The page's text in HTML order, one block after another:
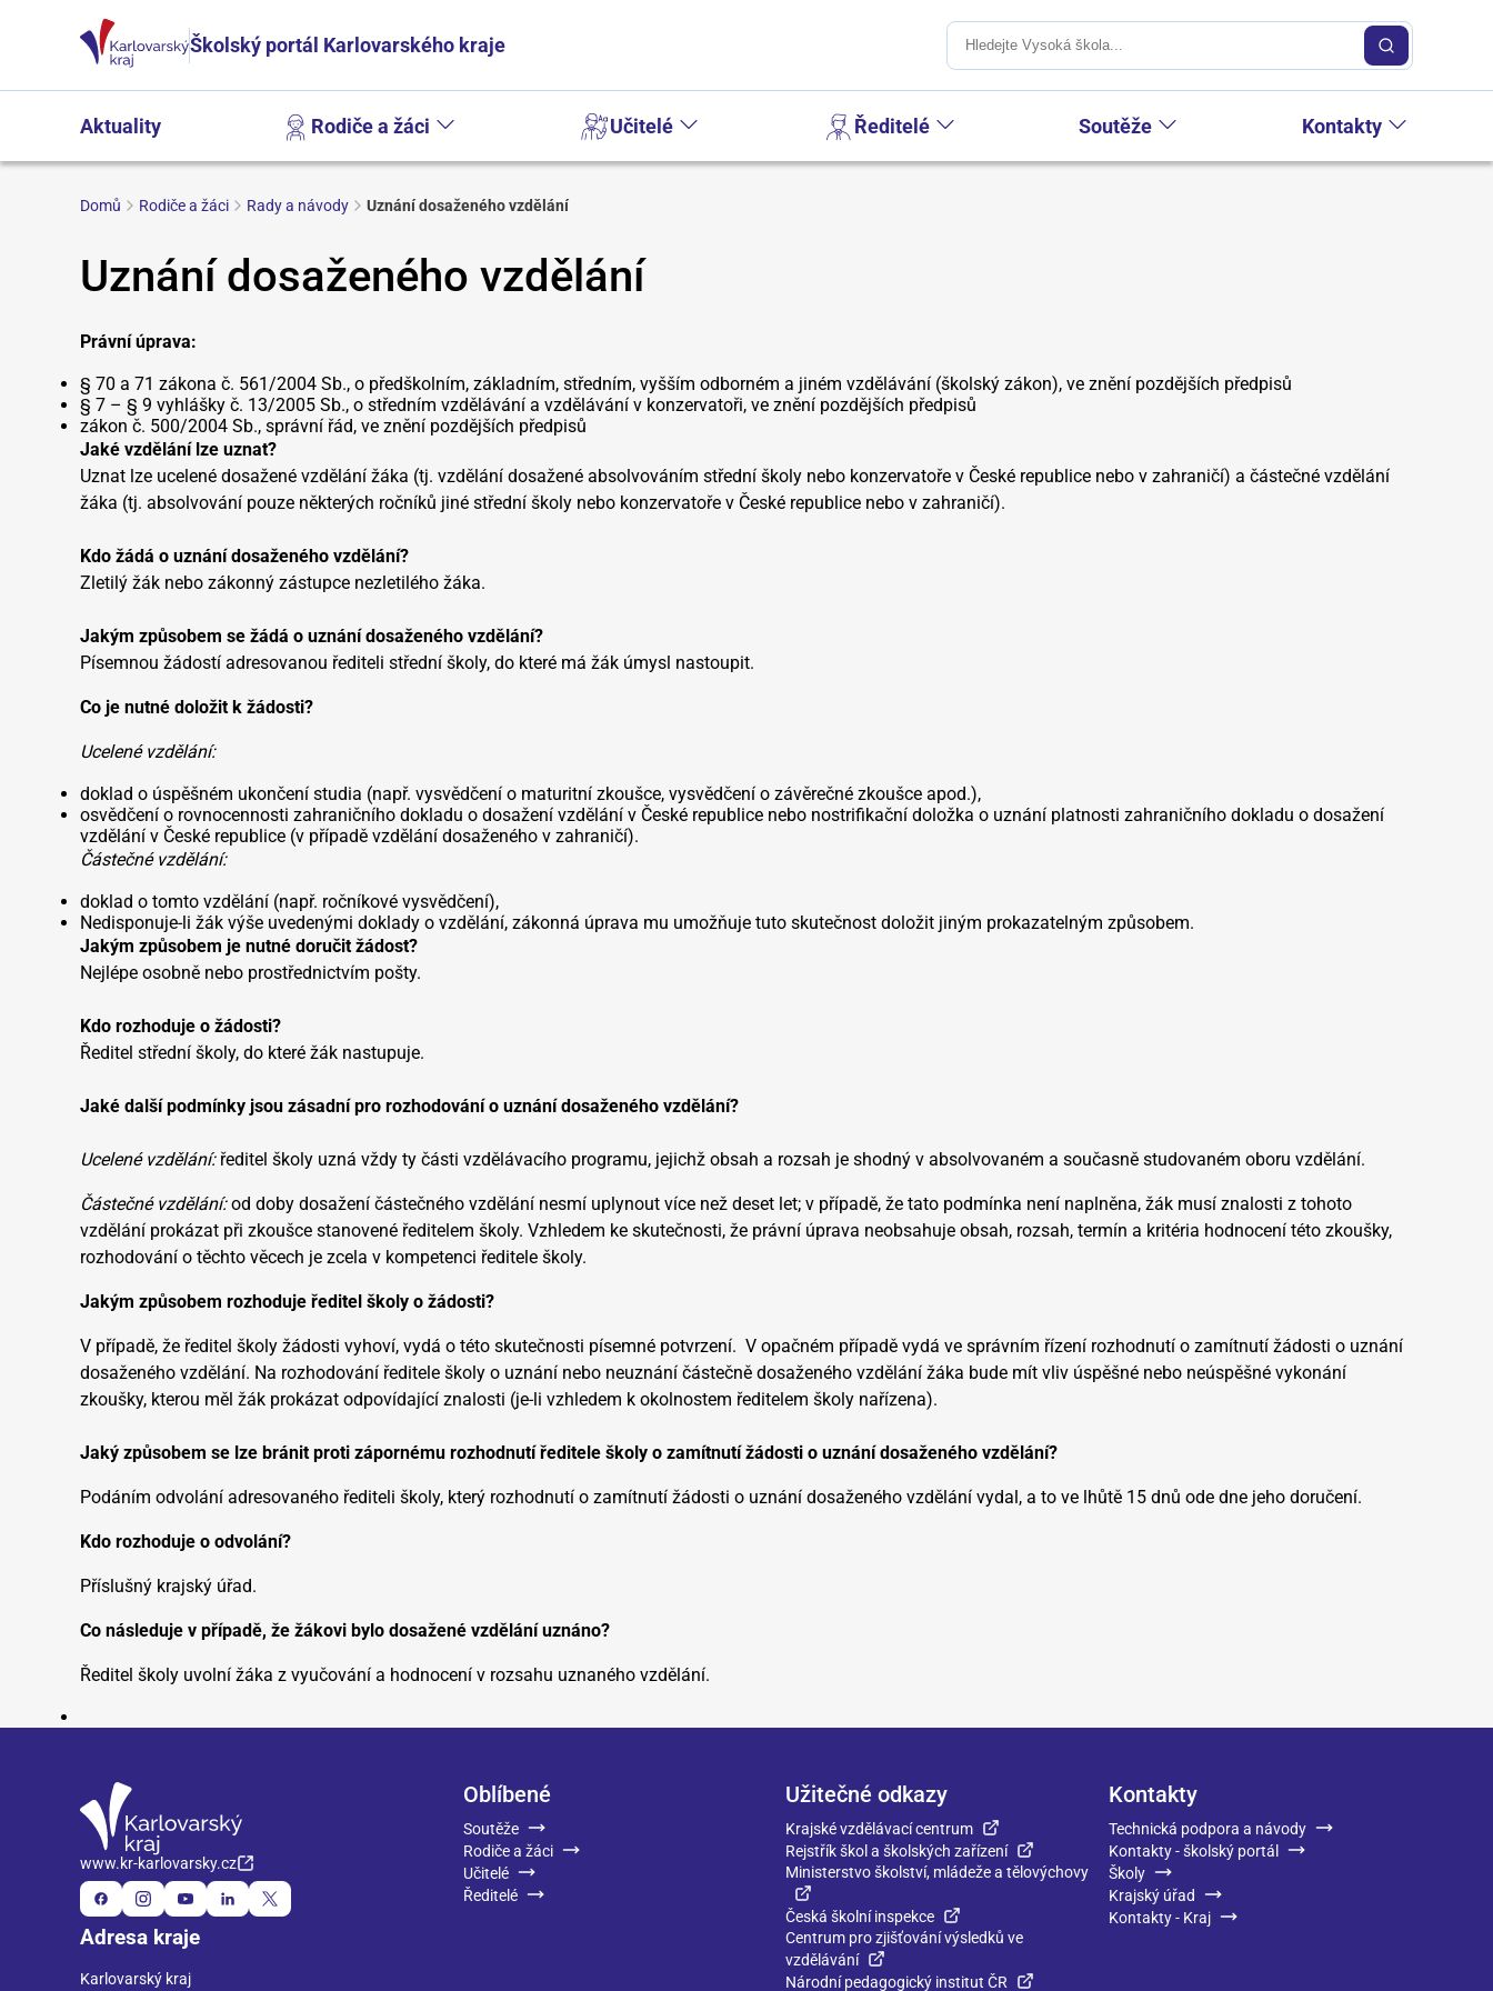
Školský portál Karlovarského kraje
Aktuality Rodiče a žáci Učitelé Ředitelé Soutěže Kontakty
Domů Rodiče a žáci Rady a návody Uznání dosaženého vzdělání
Uznání dosaženého vzdělání
Právní úprava:
§ 70 a 71 zákona č. 561/2004 Sb., o předškolním, základním, středním, vyšším odborném a jiném vzdělávání (školský zákon), ve znění pozdějších předpisů
§ 7 – § 9 vyhlášky č. 13/2005 Sb., o středním vzdělávání a vzdělávání v konzervatoři, ve znění pozdějších předpisů
zákon č. 500/2004 Sb., správní řád, ve znění pozdějších předpisů
Jaké vzdělání lze uznat?
Uznat lze ucelené dosažené vzdělání žáka (tj. vzdělání dosažené absolvováním střední školy nebo konzervatoře v České republice nebo v zahraničí) a částečné vzdělání
žáka (tj. absolvování pouze některých ročníků jiné střední školy nebo konzervatoře v České republice nebo v zahraničí).
Kdo žádá o uznání dosaženého vzdělání?
Zletilý žák nebo zákonný zástupce nezletilého žáka.
Jakým způsobem se žádá o uznání dosaženého vzdělání?
Písemnou žádostí adresovanou řediteli střední školy, do které má žák úmysl nastoupit.
Co je nutné doložit k žádosti?
Ucelené vzdělání:
doklad o úspěšném ukončení studia (např. vysvědčení o maturitní zkoušce, vysvědčení o závěrečné zkoušce apod.),
osvědčení o rovnocennosti zahraničního dokladu o dosažení vzdělání v České republice nebo nostrifikační doložka o uznání platnosti zahraničního dokladu o dosažení
vzdělání v České republice (v případě vzdělání dosaženého v zahraničí).
Částečné vzdělání:
doklad o tomto vzdělání (např. ročníkové vysvědčení),
Nedisponuje-li žák výše uvedenými doklady o vzdělání, zákonná úprava mu umožňuje tuto skutečnost doložit jiným prokazatelným způsobem.
Jakým způsobem je nutné doručit žádost?
Nejlépe osobně nebo prostřednictvím pošty.
Kdo rozhoduje o žádosti?
Ředitel střední školy, do které žák nastupuje.
Jaké další podmínky jsou zásadní pro rozhodování o uznání dosaženého vzdělání?
Ucelené vzdělání:ředitel školy uzná vždy ty části vzdělávacího programu, jejichž obsah a rozsah je shodný v absolvovaném a současně studovaném oboru vzdělání.
Částečné vzdělání:od doby dosažení částečného vzdělání nesmí uplynout více než deset let; v případě, že tato podmínka není naplněna, žák musí znalosti z tohoto
vzdělání prokázat při zkoušce stanovené ředitelem školy. Vzhledem ke skutečnosti, že právní úprava neobsahuje obsah, rozsah, termín a kritéria hodnocení této zkoušky,
rozhodování o těchto věcech je zcela v kompetenci ředitele školy.
Jakým způsobem rozhoduje ředitel školy o žádosti?
V případě, že ředitel školy žádosti vyhoví, vydá o této skutečnosti písemné potvrzení. V opačném případě vydá ve správním řízení rozhodnutí o zamítnutí žádosti o uznání
dosaženého vzdělání. Na rozhodování ředitele školy o uznání nebo neuznání částečně dosaženého vzdělání žáka bude mít vliv úspěšné nebo neúspěšné vykonání
zkoušky, kterou měl žák prokázat odpovídající znalosti (je-li vzhledem k okolnostem ředitelem školy nařízena).
Jaký způsobem se lze bránit proti zápornému rozhodnutí ředitele školy o zamítnutí žádosti o uznání dosaženého vzdělání?
Podáním odvolání adresovaného řediteli školy, který rozhodnutí o zamítnutí žádosti o uznání dosaženého vzdělání vydal, a to ve lhůtě 15 dnů ode dne jeho doručení.
Kdo rozhoduje o odvolání?
Příslušný krajský úřad.
Co následuje v případě, že žákovi bylo dosažené vzdělání uznáno?
Ředitel školy uvolní žáka z vyučování a hodnocení v rozsahu uznaného vzdělání.
www.kr-karlovarsky.cz
Adresa kraje
Karlovarský kraj
Oblíbené
Soutěže
Rodiče a žáci
Učitelé
Ředitelé
Užitečné odkazy
Krajské vzdělávací centrum
Rejstřík škol a školských zařízení
Ministerstvo školství, mládeže a tělovýchovy
Česká školní inspekce
Centrum pro zjišťování výsledků ve
vzdělávání
Národní pedagogický institut ČR
Kontakty
Technická podpora a návody
Kontakty - školský portál
Školy
Krajský úřad
Kontakty - Kraj